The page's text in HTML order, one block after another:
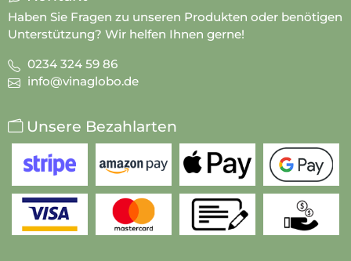
Haben Sie Fragen zu unseren Produkten oder benötigen
Unterstützung? Wir helfen Ihnen gerne!
0234 324 59 86
info@vinaglobo.de
Unsere Bezahlarten